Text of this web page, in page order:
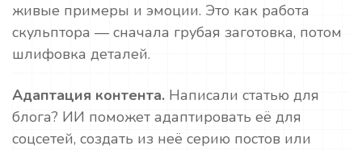
живые примеры и эмоции. Это как работа
скульптора — сначала грубая заготовка, потом
шлифовка деталей.
Адаптация контента. Написали статью для
блога? ИИ поможет адаптировать её для
соцсетей, создать из неё серию постов или